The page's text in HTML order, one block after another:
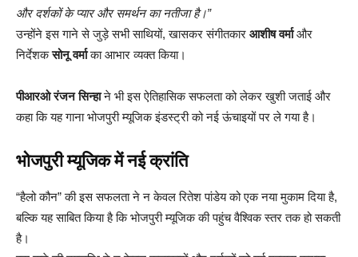
और दर्शकों के प्यार और समर्थन का नतीजा है।”
उन्होंने इस गाने से जुड़े सभी साथियों, खासकर संगीतकार आशीष वर्माऔर
निर्देशकसोनू वर्माका आभार व्यक्त किया।
पीआरओ रंजन सिन्हाने भी इस ऐतिहासिक सफलता को लेकर खुशी जताई और
कहा कि यह गाना भोजपुरी म्यूजिक इंडस्ट्री को नई ऊंचाइयों पर ले गया है।
भोजपुरी म्यूजिक में नई क्रांति
“हैलो कौन” की इस सफलता ने न केवल रितेश पांडेय को एक नया मुकाम दिया है,
बल्कि यह साबित किया है कि भोजपुरी म्यूजिक की पहुंच वैश्विक स्तर तक हो सकती
है।